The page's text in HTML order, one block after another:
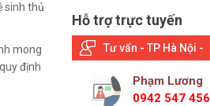
sinh thủ
mong
định
Hỗ trợ trực tuyến
Tư vấn - TP Hà Nội -
Phạm Lương
0942 547 456